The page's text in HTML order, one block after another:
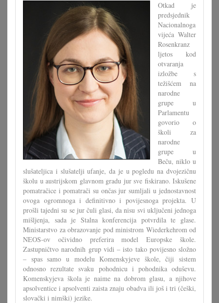
Otkad je
predsjednik
Nacionalnoga
vijeća Walter
Rosenkranz
ljetos kod
otvaranja
izložbe s
težišćem na
narodne
grupe u
Parlamentu
govorio o
školi za
narodne
grupe u
Beču, niklo u
slušateljica i slušatelji ufanje, da je u pogledu na dvojezičnu
školu u austrijskom glavnom gradu jur sve fiskirano. Iskušene
pomatračice i pomatrači su ončas jur sumljali u jednostavnost
ovoga ogromnoga i definitivno i povijesnoga projekta. U
prošli tajedni su se jur čuli glasi, da nisu svi uključeni jednoga
mišljenja, sada je Stalna konferencija potvrdila te glase.
Ministarstvo za obrazovanje pod ministrom Wiederkehrom od
NEOS-ov očividno preferira model Europske škole.
Zastupničtvo narodnih grup vidi – isto tako povijesno složno
– spas samo u modelu Komenskyjeve škole, čiji sistem
odnosno rezultate svaku pohodnicu i pohodnika oduševu.
Komenskyjeva škola je naime na dobrom glasu, a njihove
apsolventice i apsolventi zaista znaju obadva ili još i tri (češki,
slovački i nimški) jezike.